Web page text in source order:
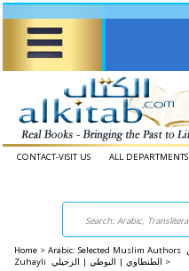
CONTACT-VISIT US ALL DEPARTMENTS
Home >
Zuhayli الطنطاوي | البوطي | الزحيلي >